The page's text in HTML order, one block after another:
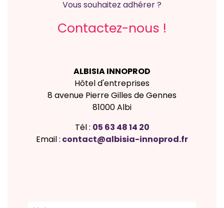
Vous souhaitez adhérer ?
Contactez-nous !
ALBISIA INNOPROD
Hôtel d'entreprises
8 avenue Pierre Gilles de Gennes
81000 Albi
​Tél : 05 63 48 14 20
Email : contact@albisia-innoprod.fr